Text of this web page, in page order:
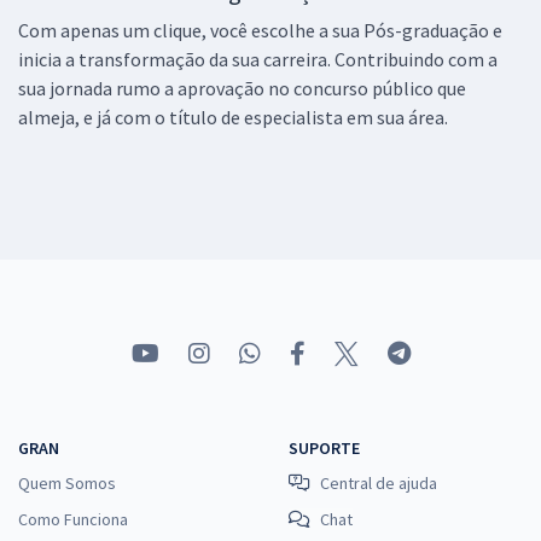
Com apenas um clique, você escolhe a sua Pós-graduação e
inicia a transformação da sua carreira. Contribuindo com a
sua jornada rumo a aprovação no concurso público que
almeja, e já com o título de especialista em sua área.
GRAN
Quem Somos
Como Funciona
SUPORTE
Central de ajuda
Chat